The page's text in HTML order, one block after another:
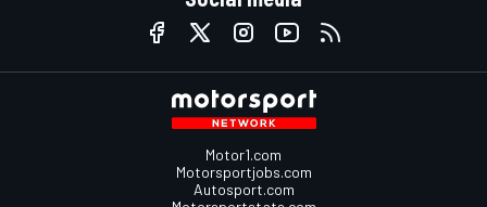
Motor1.com
Motorsportjobs.com
Autosport.com